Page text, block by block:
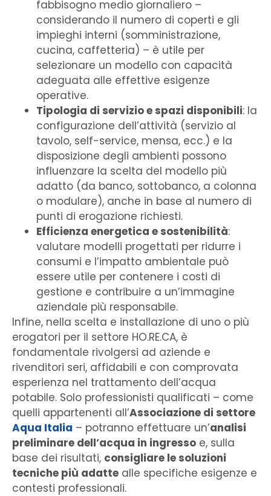
fabbisogno medio giornaliero –
considerando il numero di coperti e gli
impieghi interni (somministrazione,
cucina, caffetteria) – è utile per
selezionare un modello con capacità
adeguata alle effettive esigenze
operative.
Tipologia di servizio e spazi disponibili: la
configurazione dell’attività (servizio al
tavolo, self-service, mensa, ecc.) e la
disposizione degli ambienti possono
influenzare la scelta del modello più
adatto (da banco, sottobanco, a colonna
o modulare), anche in base al numero di
punti di erogazione richiesti.
Efficienza energetica e sostenibilità:
valutare modelli progettati per ridurre i
consumi e l’impatto ambientale può
essere utile per contenere i costi di
gestione e contribuire a un’immagine
aziendale più responsabile.
Infine, nella scelta e installazione di uno o più
erogatori per il settore HO.RE.CA, è
fondamentale rivolgersi ad aziende e
rivenditori seri, affidabili e con comprovata
esperienza nel trattamento dell’acqua
potabile. Solo professionisti qualificati – come
quelli appartenenti all’Associazione di settore
Aqua Italia – potranno effettuare un’analisi
preliminare dell’acqua in ingresso e, sulla
base dei risultati, consigliare le soluzioni
tecniche più adatte alle specifiche esigenze e
contesti professionali.